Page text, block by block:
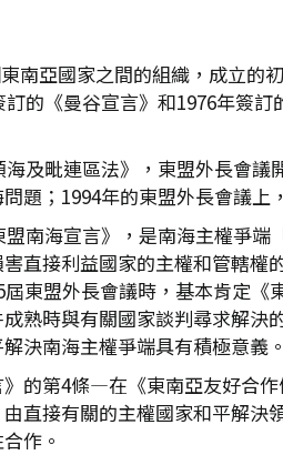
南亞國家之間的組織，成立的
的《曼谷宣言》和1976年簽
海及毗連區法》，東盟外長會
題；1994年的東盟外長會議
盟南海宣言》，是南海主權爭
直接利益國家的主權和管轄
東盟外長會議時，基本肯定
熟時與有關國家談判尋求解
決南海主權爭端具有積極意義。
的第4條—在《東南亞友好合
直接有關的主權國家和平解
作。